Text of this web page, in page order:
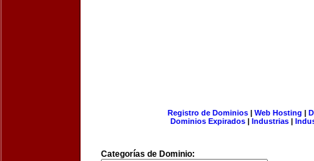
Registro de Dominios| Web Hosting |
Dominios Expirados | Industrias |
Categorías de Dominio: